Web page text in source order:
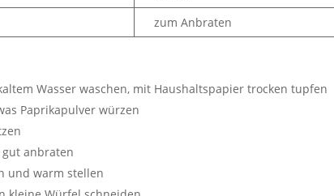
zum Anbraten
Wasser waschen, mit Haushaltspapier trocken tupfen
Paprikapulver würzen
gut anbraten
und warm stellen